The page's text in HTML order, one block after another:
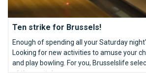
Ten strike for Brussels!
Enough of spending all your Saturday
Looking for new activities to amuse your
and play bowling. For you, Brusselslife
of the capital.